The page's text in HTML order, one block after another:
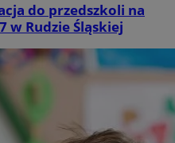
do przedszkoli na
w Rudzie Śląskiej